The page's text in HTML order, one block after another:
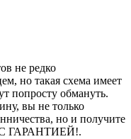
не редко
но такая схема имеет
попросту обмануть.
вы не только
но и получите
С ГАРАНТИЕЙ!.